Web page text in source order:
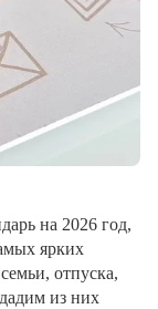
на 2026 год,
ярких
отпуска,
из них